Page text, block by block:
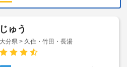
ゅう
大分県 > 久住・竹田・長湯